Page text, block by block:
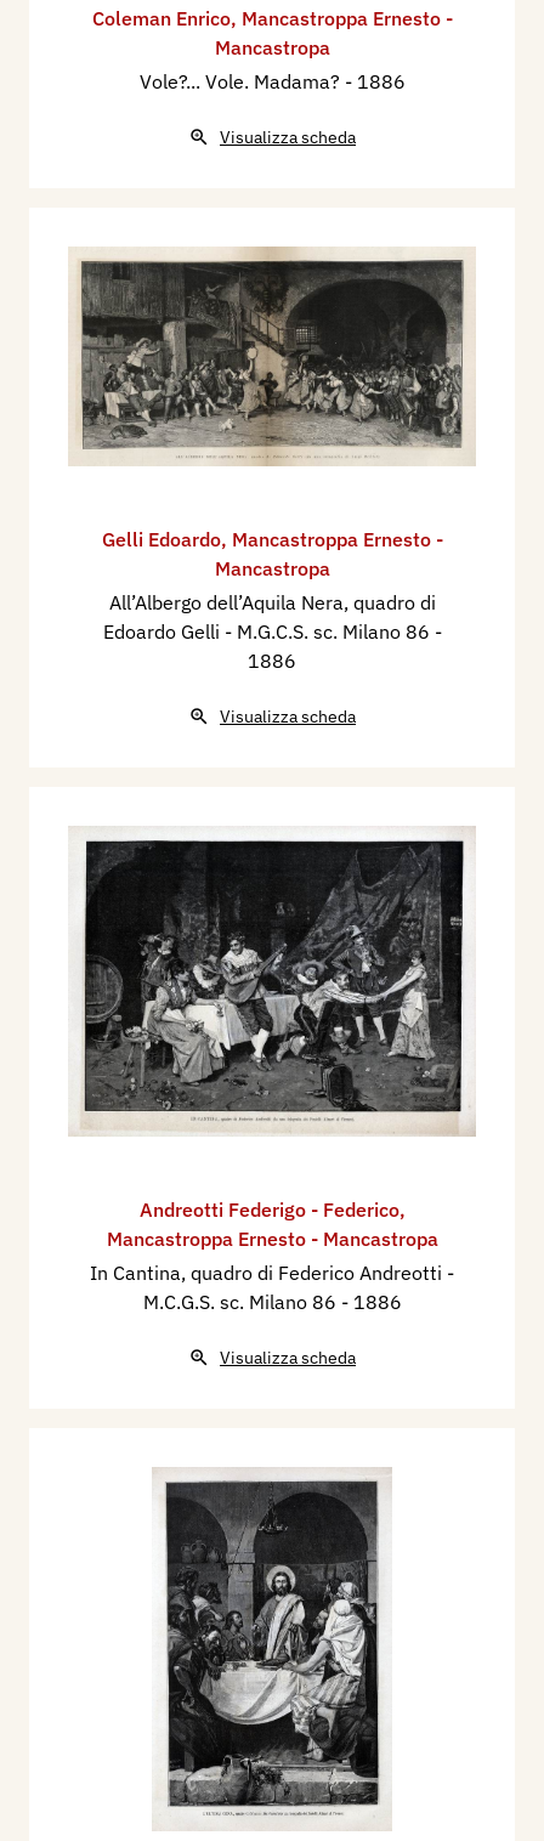
Coleman Enrico, Mancastroppa Ernesto -
Mancastropa
Vole?... Vole. Madama? - 1886
Visualizza scheda
Gelli Edoardo, Mancastroppa Ernesto -
Mancastropa
All’Albergo dell’Aquila Nera, quadro di
Edoardo Gelli - M.G.C.S. sc. Milano 86 -
1886
Visualizza scheda
Andreotti Federigo - Federico,
Mancastroppa Ernesto - Mancastropa
In Cantina, quadro di Federico Andreotti -
M.C.G.S. sc. Milano 86 - 1886
Visualizza scheda